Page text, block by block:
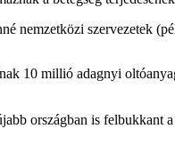
nemzetközi szervezetek
10 millió adagnyi
országban is